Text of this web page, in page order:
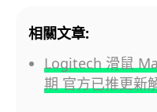
相關文章:
Logitech 滑鼠
期 官方已推更新